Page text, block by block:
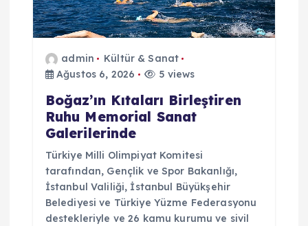
admin
Kültür & Sanat
Ağustos 6, 2026
5 views
Boğaz’ın Kıtaları Birleştiren
Ruhu Memorial Sanat
Galerilerinde
Türkiye Milli Olimpiyat Komitesi
tarafından, Gençlik ve Spor Bakanlığı,
İstanbul Valiliği, İstanbul Büyükşehir
Belediyesi ve Türkiye Yüzme Federasyonu
destekleriyle ve 26 kamu kurumu ve sivil